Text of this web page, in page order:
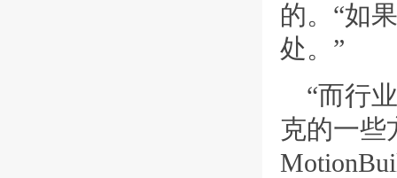
的。“如
处。”
“而行
克的一些